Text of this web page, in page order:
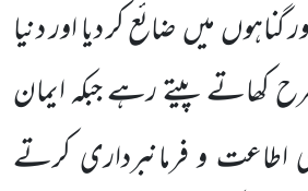
گناہوں میں ضائع کر دیا اور دنیا
کھاتے پیتے رہے جبکہ ایمان
اطاعت و فرمانبرداری کرتے